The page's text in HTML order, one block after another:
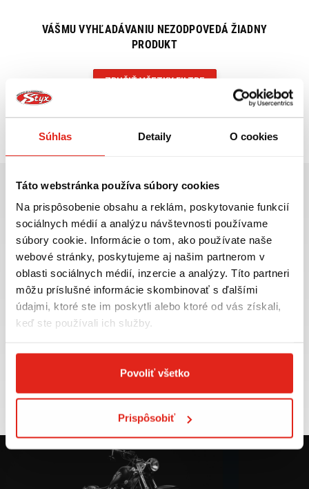
Súhlas Detaily O cookies
Táto webstránka používa súbory cookies
Na prispôsobenie obsahu a reklám, poskytovanie funkcií
sociálnych médií a analýzu návštevnosti používame
súbory cookie. Informácie o tom, ako používate naše
webové stránky, poskytujeme aj našim partnerom v
oblasti sociálnych médií, inzercie a analýzy. Títo partneri
môžu príslušné informácie skombinovať s ďalšími
údajmi, ktoré ste im poskytli alebo ktoré od vás získali,
keď ste používali ich služby.
Povoliť všetko
Prispôsobiť
VÁŠMU VYHĽADÁVANIU NEZODPOVEDÁ ŽIADNY
PRODUKT
ZRUŠIŤ VŠETKY FILTRE
Najväčší výber moto
príslušenstva ihneď k
odberu
VIAC INFO
Doprava ZADARMO pre
objednávky nad 50€ v rámci
SR
VIAC INFO
VIAC INFO VIAC INFO